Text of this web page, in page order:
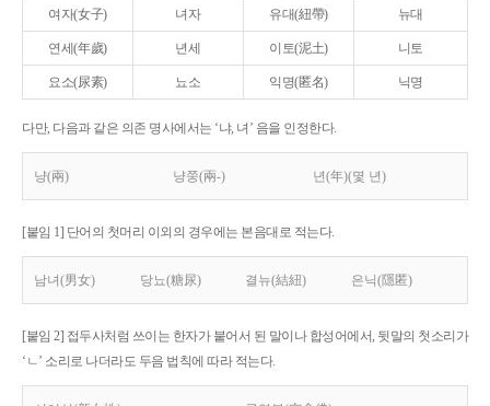
여자(女子) 녀자 유대(紐帶) 뉴대
연세(年歲) 년세 이토(泥土) 니토
요소(尿素) 뇨소 익명(匿名) 닉명
다만, 다음과 같은 의존 명사에서는 ‘냐, 녀’ 음을 인정한다.
냥(兩) 냥쭝(兩-) 년(年)(몇 년)
[붙임 1] 단어의 첫머리 이외의 경우에는 본음대로 적는다.
남녀(男女) 당뇨(糖尿) 결뉴(結紐) 은닉(隱匿)
[붙임 2] 접두사처럼 쓰이는 한자가 붙어서 된 말이나 합성어에서, 뒷말의 첫소리가
‘ㄴ’ 소리로 나더라도 두음 법칙에 따라 적는다.